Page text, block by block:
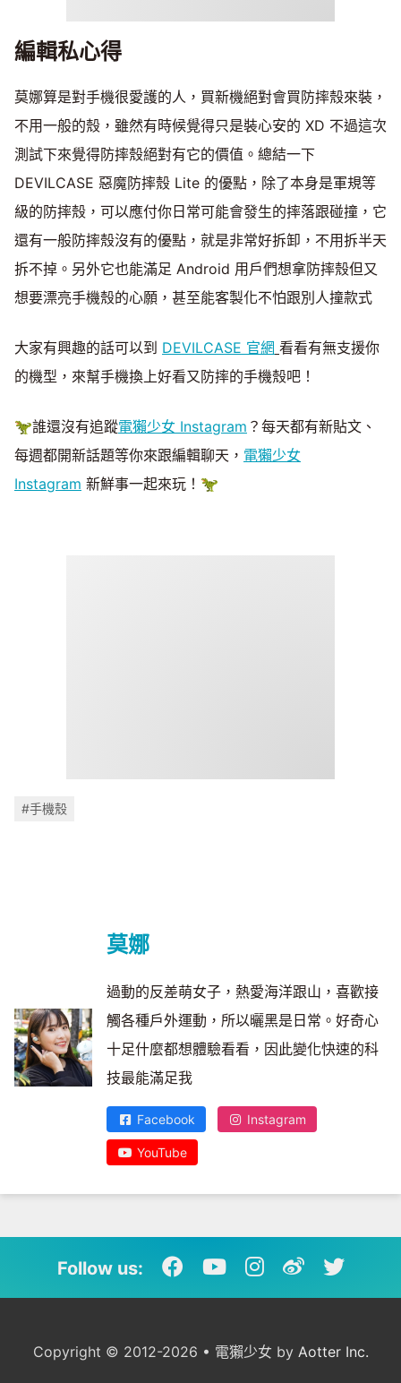
編輯私心得
莫娜算是對手機很愛護的人，買新機絕對會買防摔殼來裝，
不用一般的殼，雖然有時候覺得只是裝心安的 XD 不過這次
測試下來覺得防摔殼絕對有它的價值。總結一下
DEVILCASE 惡魔防摔殼 Lite 的優點，除了本身是軍規等
級的防摔殼，可以應付你日常可能會發生的摔落跟碰撞，它
還有一般防摔殼沒有的優點，就是非常好拆卸，不用拆半天
拆不掉。另外它也能滿足 Android 用戶們想拿防摔殼但又
想要漂亮手機殼的心願，甚至能客製化不怕跟別人撞款式
大家有興趣的話可以到 DEVILCASE 官網 看看有無支援你
的機型，來幫手機換上好看又防摔的手機殼吧！
🦖誰還沒有追蹤電獺少女 Instagram ？每天都有新貼文、
每週都開新話題等你來跟編輯聊天， 電獺少女
Instagram 新鮮事一起來玩！🦖
#手機殼
莫娜
過動的反差萌女子，熱愛海洋跟山，喜歡接
觸各種戶外運動，所以曬黑是日常。好奇心
十足什麼都想體驗看看，因此變化快速的科
技最能滿足我
Facebook Instagram
YouTube
Follow us:
Copyright © 2012-2026 • 電獺少女 by Aotter Inc.